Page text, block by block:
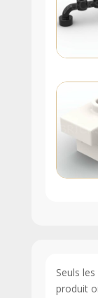
Seuls
produit